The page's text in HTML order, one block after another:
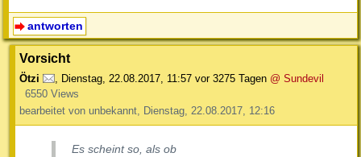
antworten
Vorsicht
Ötzi , Dienstag, 22.08.2017, 11:57 vor 3275 Tagen @ Sundevil
6550 Views
bearbeitet von unbekannt, Dienstag, 22.08.2017, 12:16
Es scheint so, als ob